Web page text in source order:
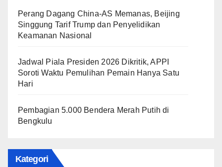
Perang Dagang China-AS Memanas, Beijing
Singgung Tarif Trump dan Penyelidikan
Keamanan Nasional
Jadwal Piala Presiden 2026 Dikritik, APPI
Soroti Waktu Pemulihan Pemain Hanya Satu
Hari
Pembagian 5.000 Bendera Merah Putih di
Bengkulu
Kategori